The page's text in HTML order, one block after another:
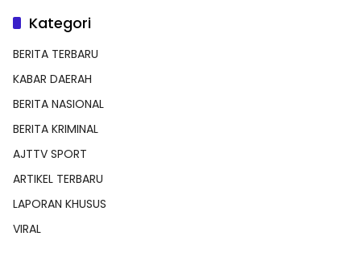
Kategori
BERITA TERBARU
KABAR DAERAH
BERITA NASIONAL
BERITA KRIMINAL
AJTTV SPORT
ARTIKEL TERBARU
LAPORAN KHUSUS
VIRAL